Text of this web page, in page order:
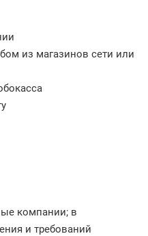
из магазинов сети или
компании; в
и требований